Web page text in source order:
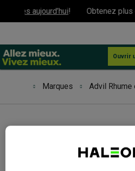
dès aujourd’hui! Obtenez plus
Coupons et offres
Marques
Foire aux questions
Ouvrir
Marques Advil Rhume